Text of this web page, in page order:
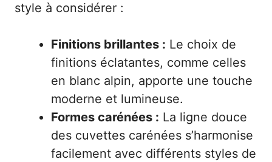
style à considérer :
Finitions brillantes : Le choix de
finitions éclatantes, comme celles
en blanc alpin, apporte une touche
moderne et lumineuse.
Formes carénées : La ligne douce
des cuvettes carénées s’harmonise
facilement avec différents styles de